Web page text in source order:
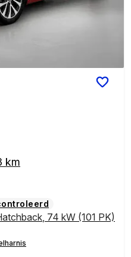
km
, 74 kW (101 PK)